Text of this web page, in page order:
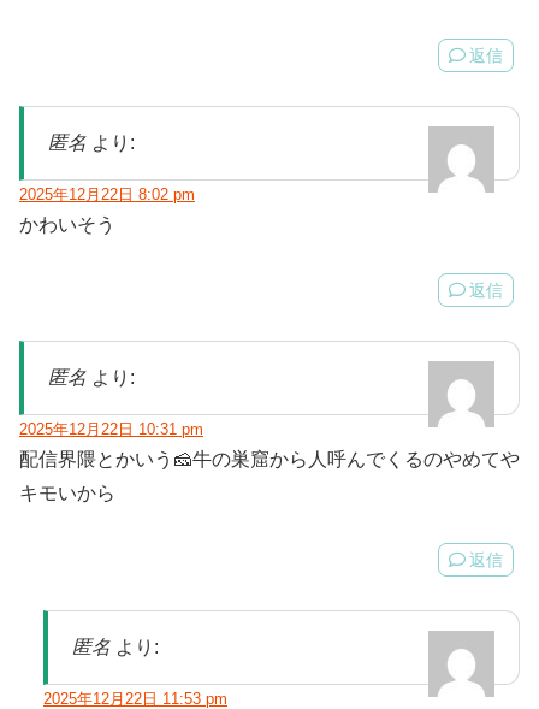
返信
匿名 より:
2025年12月22日 8:02 pm
かわいそう
返信
匿名 より:
2025年12月22日 10:31 pm
配信界隈とかいう🧀牛の巣窟から人呼んでくるのやめてや
キモいから
返信
匿名 より:
2025年12月22日 11:53 pm